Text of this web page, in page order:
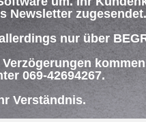
nur über
069-42694267.
Verständnis.
TEAM